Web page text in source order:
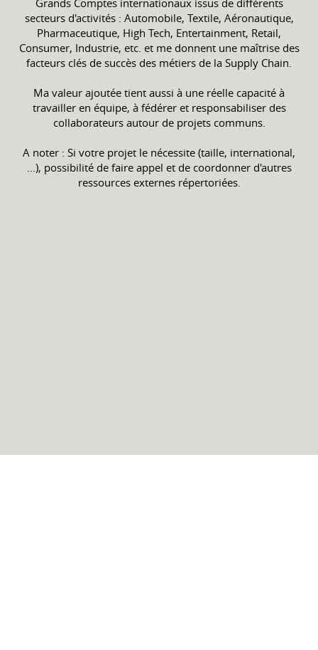
Grands Comptes internationaux issus de différents
secteurs d'activités : Automobile, Textile, Aéronautique,
Pharmaceutique, High Tech, Entertainment, Retail,
Consumer, Industrie, etc. et me donnent une maîtrise des
facteurs clés de succès des métiers de la Supply Chain.
Ma valeur ajoutée tient aussi à une réelle capacité à
travailler en équipe, à fédérer et responsabiliser des
collaborateurs autour de projets communs.
A noter : Si votre projet le nécessite (taille, international,
...), possibilité de faire appel et de coordonner d'autres
ressources externes répertoriées.